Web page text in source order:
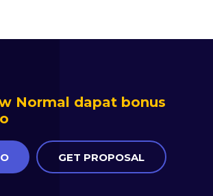
Normal dapat bonus
GET PROPOSAL